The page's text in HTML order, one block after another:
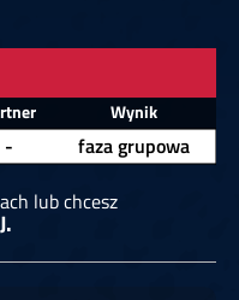
Wynik
-
faza grupowa
lub chcesz